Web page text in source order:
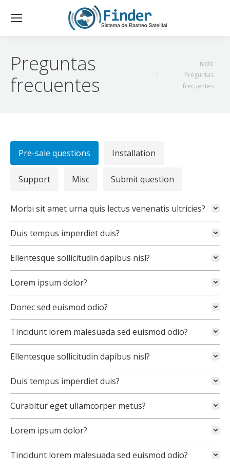
Preguntas
frecuentes
Inicio
Preguntas
frecuentes
Pre-sale questions Installation
Support Misc Submit question
Morbi sit amet urna quis lectus venenatis ultricies?
Duis tempus imperdiet duis?
Ellentesque sollicitudin dapibus nisl?
Lorem ipsum dolor?
Donec sed euismod odio?
Tincidunt lorem malesuada sed euismod odio?
Ellentesque sollicitudin dapibus nisl?
Duis tempus imperdiet duis?
Curabitur eget ullamcorper metus?
Lorem ipsum dolor?
Tincidunt lorem malesuada sed euismod odio?